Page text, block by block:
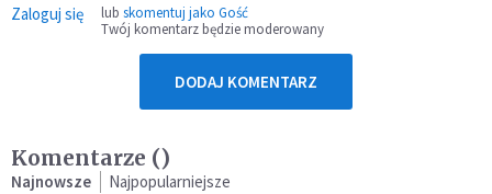
Zaloguj się lub skomentuj jako Gość
Twój komentarz będzie moderowany
DODAJ KOMENTARZ
Komentarze ()
Najnowsze Najpopularniejsze